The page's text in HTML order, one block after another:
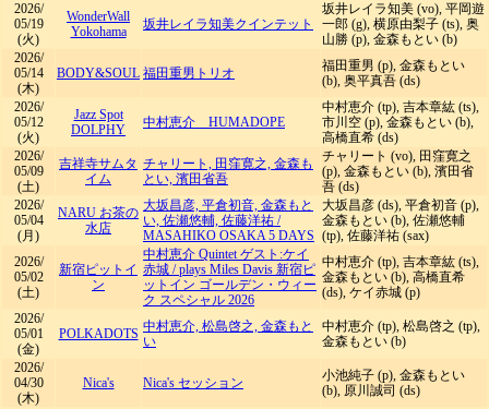
2026/
05/19
(火)
WonderWall
Yokohama
坂井レイラ知美クインテット
坂井レイラ知美 (vo), 平岡遊
一郎 (g), 横原由梨子 (ts), 奥
山勝 (p), 金森もとい (b)
2026/
05/14
(木)
BODY&SOUL 福田重男トリオ
福田重男 (p), 金森もとい
(b), 奥平真吾 (ds)
2026/
05/12
(火)
Jazz Spot
DOLPHY
中村恵介 HUMADOPE
中村恵介 (tp), 吉本章紘 (ts),
市川空 (p), 金森もとい (b),
高橋直希 (ds)
2026/
05/09
(土)
吉祥寺サムタ
イム
チャリート, 田窪寛之, 金森も
とい, 濱田省吾
チャリート (vo), 田窪寛之
(p), 金森もとい (b), 濱田省
吾 (ds)
2026/
05/04
(月)
NARU お茶の
水店
大坂昌彦, 平倉初音, 金森もと
い, 佐瀬悠輔, 佐藤洋祐 /
MASAHIKO OSAKA 5 DAYS
大坂昌彦 (ds), 平倉初音 (p),
金森もとい (b), 佐瀬悠輔
(tp), 佐藤洋祐 (sax)
2026/
05/02
(土)
新宿ピットイ
ン
中村恵介 Quintet ゲスト:ケイ
赤城 /plays Miles Davis 新宿ピ
ットイン ゴールデン・ウィー
ク スペシャル 2026
中村恵介 (tp), 吉本章紘 (ts),
金森もとい (b), 高橋直希
(ds), ケイ赤城 (p)
2026/
05/01
(金)
POLKADOTS 中村恵介, 松島啓之, 金森もと
い
中村恵介 (tp), 松島啓之 (tp),
金森もとい (b)
2026/
04/30
(木)
Nica's Nica's セッション
小池純子 (p), 金森もとい
(b), 原川誠司 (ds)